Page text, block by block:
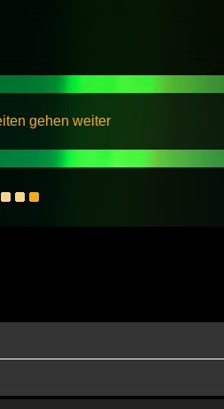
gehen weiter